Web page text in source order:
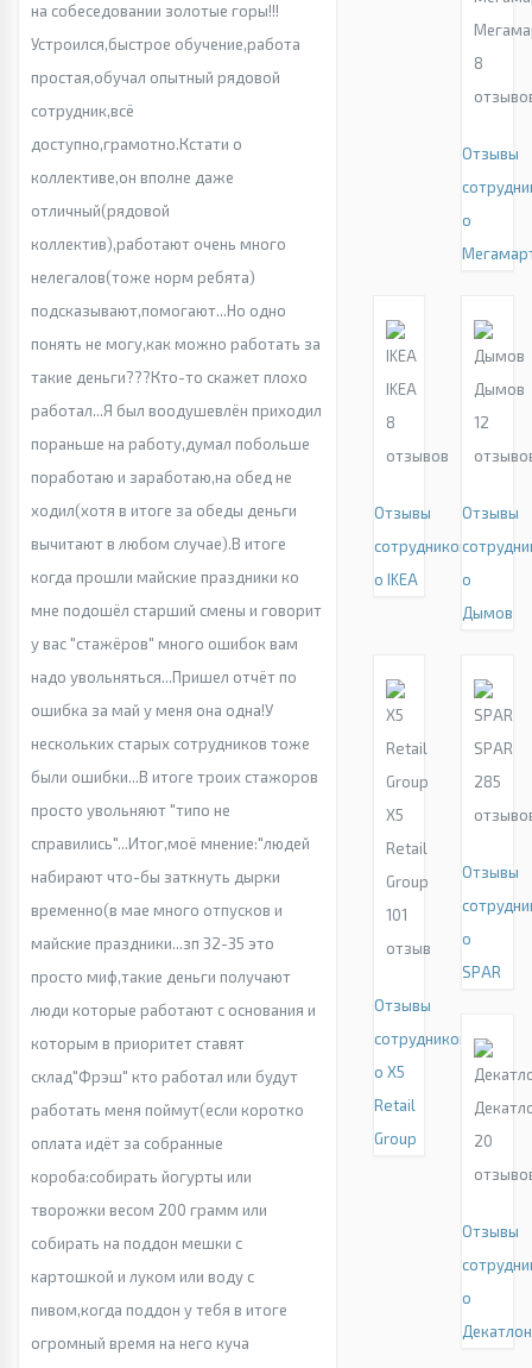
на собеседовании золотые горы!!!
Устроился,быстрое обучение,работа
простая,обучал опытный рядовой
сотрудник,всё
доступно,грамотно.Кстати о
коллективе,он вполне даже
отличный(рядовой
коллектив),работают очень много
нелегалов(тоже норм ребята)
подсказывают,помогают...Но одно
понять не могу,как можно работать за
такие деньги???Кто-то скажет плохо
работал...Я был воодушевлён приходил
пораньше на работу,думал побольше
поработаю и заработаю,на обед не
ходил(хотя в итоге за обеды деньги
вычитают в любом случае).В итоге
когда прошли майские праздники ко
мне подошёл старший смены и говорит
у вас "стажёров" много ошибок вам
надо увольняться...Пришел отчёт по
ошибка за май у меня она одна!У
нескольких старых сотрудников тоже
были ошибки...В итоге троих стажоров
просто увольняют "типо не
справились"...Итог,моё мнение:"людей
набирают что-бы заткнуть дырки
временно(в мае много отпусков и
майские праздники...зп 32-35 это
просто миф,такие деньги получают
люди которые работают с основания и
которым в приоритет ставят
склад"Фрэш" кто работал или будут
работать меня поймут(если коротко
оплата идёт за собранные
короба:собирать йогурты или
творожки весом 200 грамм или
собирать на поддон мешки с
картошкой и луком или воду с
пивом,когда поддон у тебя в итоге
огромный время на него куча
8
Отзывы
о
IKEA
8
отзывов
Отзывы
сотрудников
о IKEA
Дымов
12
Отзывы
о
Дымов
X5
Retail
Group
101
отзыв
Отзывы
сотрудников
о X5
Retail
Group
SPAR
285
Отзывы
о
SPAR
20
Отзывы
о
Декатлон